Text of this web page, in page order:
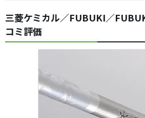
三菱ケミカル／FUBUKI／
コミ評価